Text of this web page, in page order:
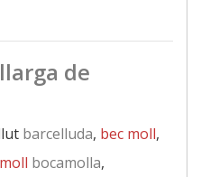
llarga de
barcelluda, bec moll,
bocamolla,